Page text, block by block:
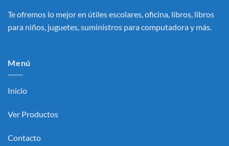
Te ofremos lo mejor en útiles escolares, oficina, libros, libros
para niños, juguetes, suministros para computadora y más.
Menú
Inicio
Ver Productos
Contacto